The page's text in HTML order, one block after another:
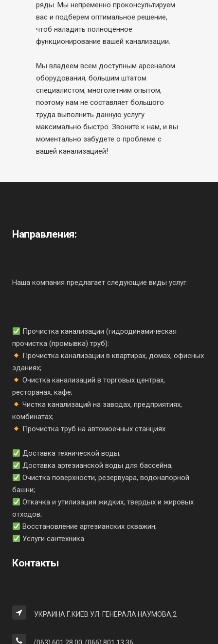
ряды. Мы непременно проконсультируем
вас и подберем оптимальное решение,
чтоб наладить полноценное
функционирование вашей канализации.
Мы владеем всем доступным арсеналом
оборудования, большим штатом
специалистом, многолетним опытом,
поэтому нам не составляет большого
труда выполнить данную услугу
максимально быстро. Звоните к нам, и вы
моментально забудете о проблеме с
вашей канализацией!
Направления:
Наша компания предлагает следующие виды услуг:
Прочистка канализации (гидродинамическая
прочистка (промывка) труб):
Прочистка канализации в квартирах, домах, офисных
зданиях;
Очистка канализаций в торговых центрах,
ресторанах, кафе;
Чистка канализаций на заводах, предприятиях,
комбинатах;
Прочистка труб на автомоечных станциях.
Доставка технической воды;
Доставка артезианской воды для бассейна;
Очистка поверхности, резервуара, водонапорной
башни;
Откачка и утилизация жидких, твердых и жировых
отходов;
Восстановление артезианских скважин;
Услуги сантехника.
Контакты
УКРАИНА Г.КИЕВ УЛ. ГЕНЕРАЛА НАУМОВА,2